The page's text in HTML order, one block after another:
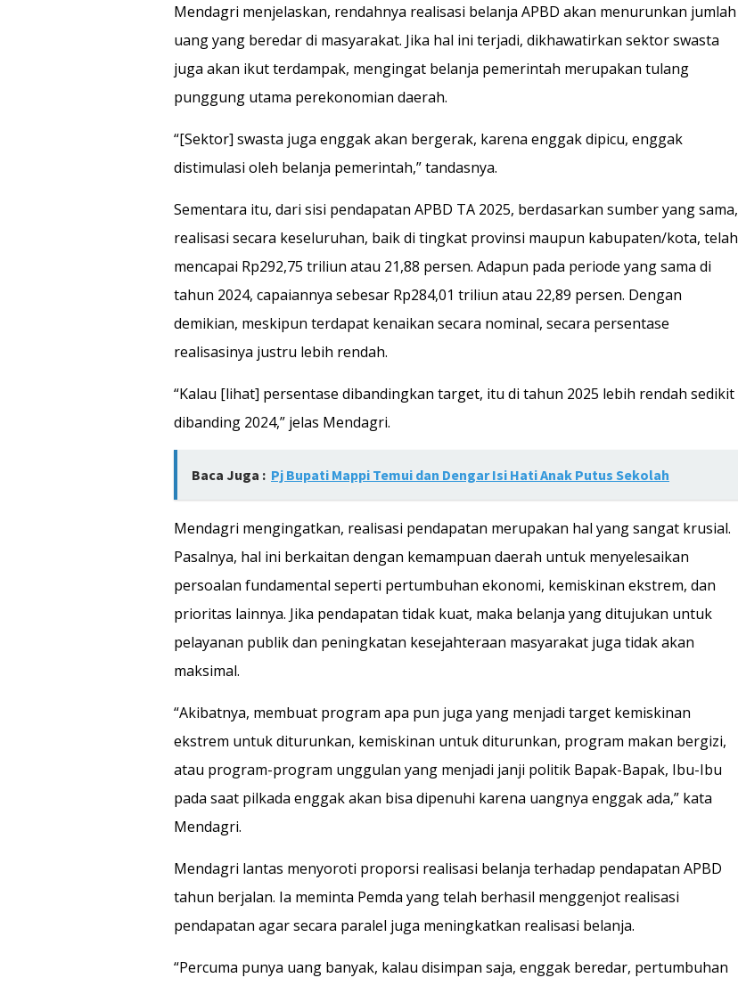
Mendagri menjelaskan, rendahnya realisasi belanja APBD akan menurunkan jumlah
uang yang beredar di masyarakat. Jika hal ini terjadi, dikhawatirkan sektor swasta
juga akan ikut terdampak, mengingat belanja pemerintah merupakan tulang
punggung utama perekonomian daerah.
“[Sektor] swasta juga enggak akan bergerak, karena enggak dipicu, enggak
distimulasi oleh belanja pemerintah,” tandasnya.
Sementara itu, dari sisi pendapatan APBD TA 2025, berdasarkan sumber yang sama,
realisasi secara keseluruhan, baik di tingkat provinsi maupun kabupaten/kota, telah
mencapai Rp292,75 triliun atau 21,88 persen. Adapun pada periode yang sama di
tahun 2024, capaiannya sebesar Rp284,01 triliun atau 22,89 persen. Dengan
demikian, meskipun terdapat kenaikan secara nominal, secara persentase
realisasinya justru lebih rendah.
“Kalau [lihat] persentase dibandingkan target, itu di tahun 2025 lebih rendah sedikit
dibanding 2024,” jelas Mendagri.
Baca Juga : Pj Bupati Mappi Temui dan Dengar Isi Hati Anak Putus Sekolah
Mendagri mengingatkan, realisasi pendapatan merupakan hal yang sangat krusial.
Pasalnya, hal ini berkaitan dengan kemampuan daerah untuk menyelesaikan
persoalan fundamental seperti pertumbuhan ekonomi, kemiskinan ekstrem, dan
prioritas lainnya. Jika pendapatan tidak kuat, maka belanja yang ditujukan untuk
pelayanan publik dan peningkatan kesejahteraan masyarakat juga tidak akan
maksimal.
“Akibatnya, membuat program apa pun juga yang menjadi target kemiskinan
ekstrem untuk diturunkan, kemiskinan untuk diturunkan, program makan bergizi,
atau program-program unggulan yang menjadi janji politik Bapak-Bapak, Ibu-Ibu
pada saat pilkada enggak akan bisa dipenuhi karena uangnya enggak ada,” kata
Mendagri.
Mendagri lantas menyoroti proporsi realisasi belanja terhadap pendapatan APBD
tahun berjalan. Ia meminta Pemda yang telah berhasil menggenjot realisasi
pendapatan agar secara paralel juga meningkatkan realisasi belanja.
“Percuma punya uang banyak, kalau disimpan saja, enggak beredar, pertumbuhan